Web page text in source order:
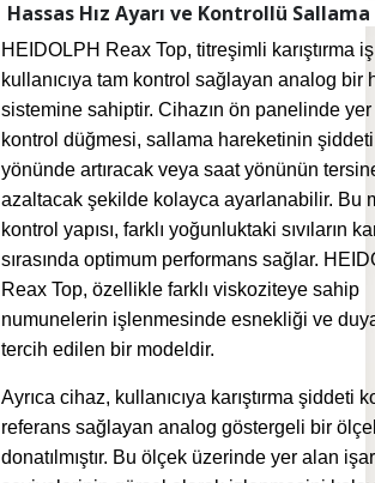
Hassas Hız Ayarı ve Kontrollü
HEIDOLPH Reax Top, titreşimli karıştırma
kullanıcıya tam kontrol sağlayan analog bir
sistemine sahiptir. Cihazın ön panelinde yer
kontrol düğmesi, sallama hareketinin
yönünde artıracak veya saat yönünün
azaltacak şekilde kolayca ayarlanabilir. Bu
kontrol yapısı, farklı yoğunluktaki sıvıların
sırasında optimum performans sağlar.
Reax Top, özellikle farklı viskoziteye sahip
numunelerin işlenmesinde esnekliği ve
tercih edilen bir modeldir.
Ayrıca cihaz, kullanıcıya karıştırma şiddeti
referans sağlayan analog göstergeli bir
donatılmıştır. Bu ölçek üzerinde yer alan